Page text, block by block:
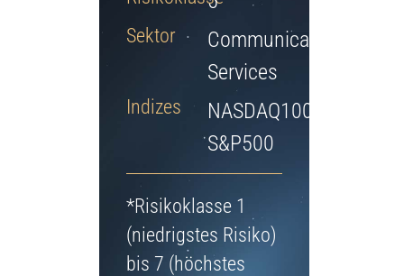
Sektor
Communication
Services
Indizes
NASDAQ100,
S&P500
*Risikoklasse 1
(niedrigstes Risiko)
bis 7 (höchstes